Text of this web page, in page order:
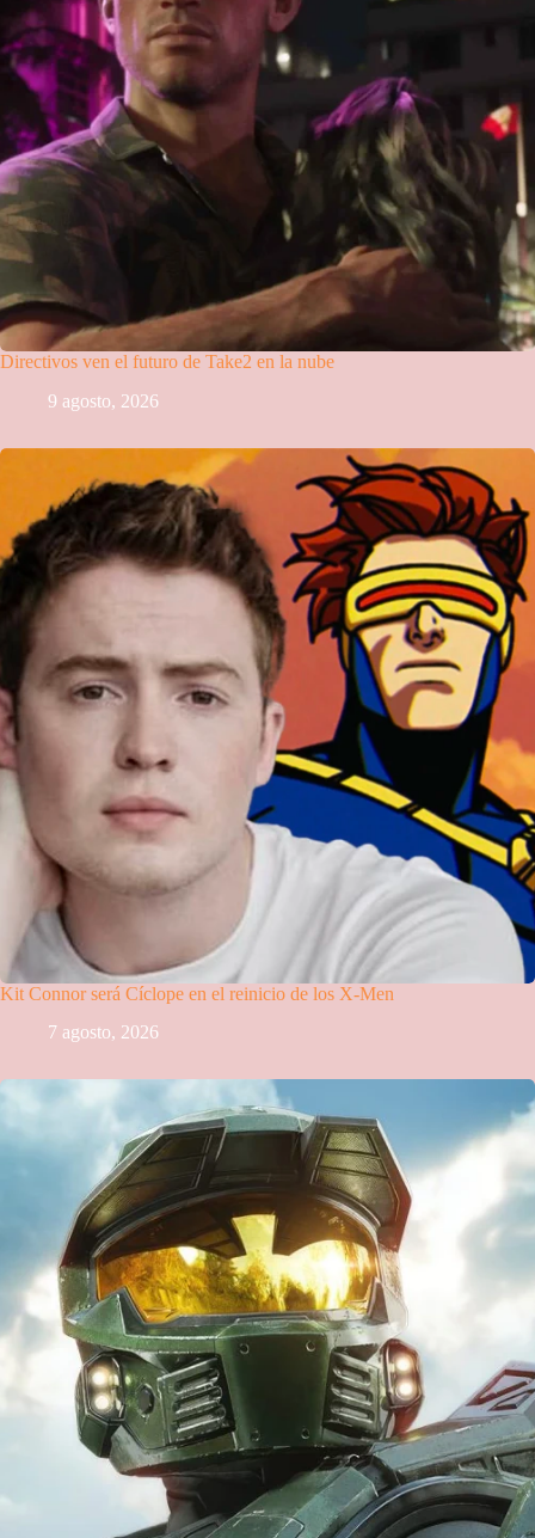
Directivos ven el futuro de Take2 en la nube
9 agosto, 2026
Kit Connor será Cíclope en el reinicio de los X-Men
7 agosto, 2026